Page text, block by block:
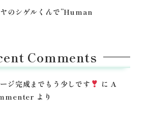
のシゲルくんで”Human
Comments
ジ完成までもう少しです に A
より